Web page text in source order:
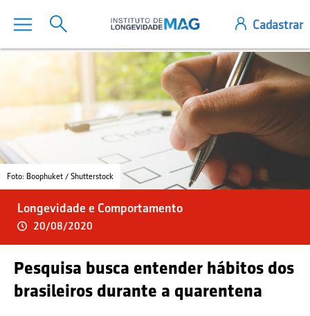
Foto: Boophuket / Shutterstock
Longevidade e Comportamento
20/08/2020
Pesquisa busca entender hábitos dos
brasileiros durante a quarentena